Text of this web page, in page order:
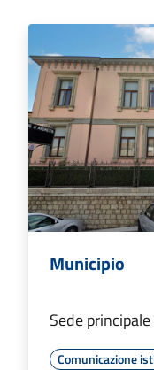
Municipio
Sede
Comunicazione